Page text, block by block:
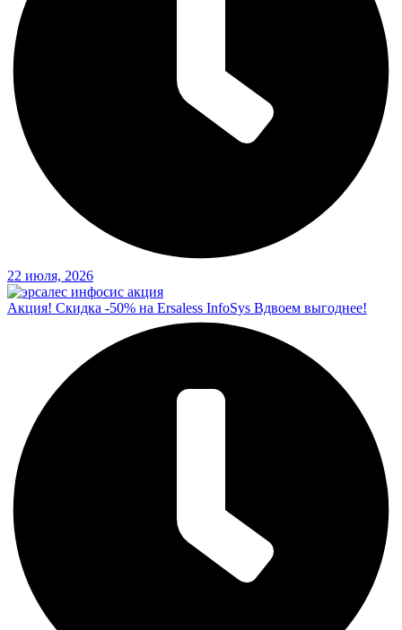
22 июля, 2026
Акция! Скидка -50% на Ersaless InfoSys Вдвоем выгоднее!